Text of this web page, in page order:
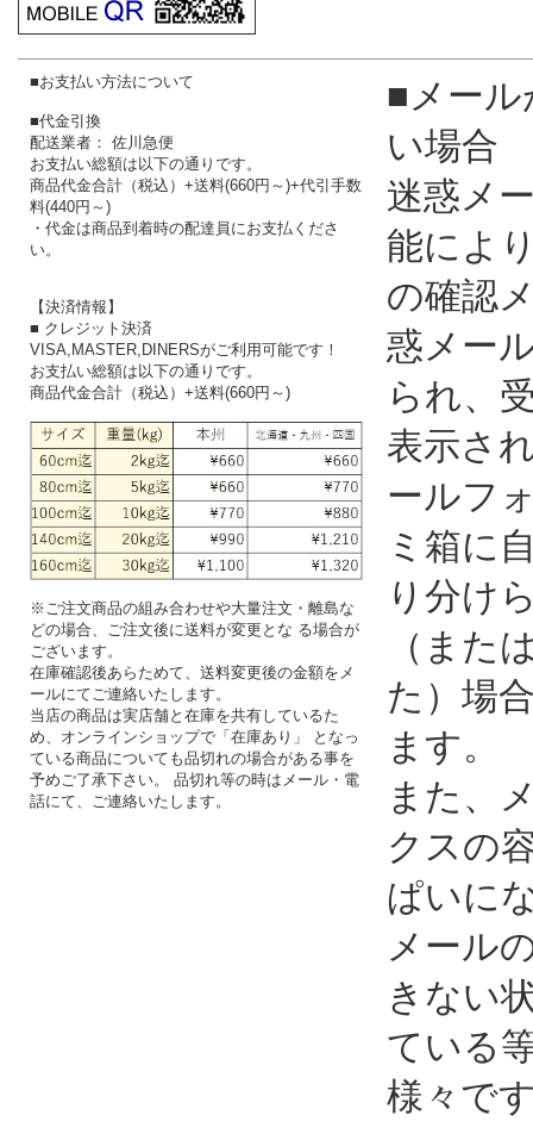
■お支払い方法について
■代金引換
配送業者： 佐川急便
お支払い総額は以下の通りです。
商品代金合計（税込）+送料(660円～)+代引手数
料(440円～)
・代金は商品到着時の配達員にお支払くださ
い。
【決済情報】
■ クレジット決済
VISA,MASTER,DINERSがご利用可能です！
お支払い総額は以下の通りです。
商品代金合計（税込）+送料(660円～)
※ご注文商品の組み合わせや大量注文・離島な
どの場合、ご注文後に送料が変更とな る場合が
ございます。
在庫確認後あらためて、送料変更後の金額をメ
ールにてご連絡いたします。
当店の商品は実店舗と在庫を共有しているた
め、オンラインショップで「在庫あり」 となっ
ている商品についても品切れの場合がある事を
予めご了承下さい。 品切れ等の時はメール・電
話にて、ご連絡いたします。
■メール
い場合
迷惑メ
能によ
の確認
惑メー
られ、
表示さ
ールフ
ミ箱に
り分け
（また
た）場
ます。
また、
クスの
ぱいに
メール
きない
ている
様々で